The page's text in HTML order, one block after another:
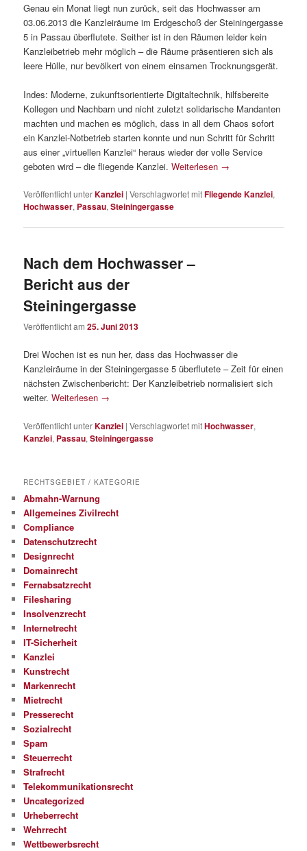
Genau ein Monat liegt nun zurück, seit das Hochwasser am
03.06.2013 die Kanzleiräume im Erdgeschoß der Steiningergasse
5 in Passau überflutete. Seither ist in den Räumen leider kein
Kanzleibetrieb mehr möglich – die Räume präsentieren sich als
leere Hülle, nur bevölkert von einem einsamen Trocknungsgerät.
Indes: Moderne, zukunftsorientierte Digitaltechnik, hilfsbereite
Kollegen und Nachbarn und nicht zuletzt solidarische Mandanten
machten und machen es möglich, dass in all dem Chaos sofort
ein Kanzlei-Notbetrieb starten konnte und nun Schritt für Schritt
aus einer „virtuellen Kanzlei“ heraus wieder der volle Service
geboten wird – die fliegende Kanzlei.Weiterlesen →
Veröffentlicht unterKanzlei |Verschlagwortet mitFliegende Kanzlei,
Hochwasser, Passau,Steiningergasse
Nach dem Hochwasser –
Bericht aus der
Steiningergasse
Veröffentlicht am25. Juni 2013
Drei Wochen ist es nun her, dass das Hochwasser die
Kanzleiräume in der Steiningergasse 5 überflutete – Zeit für einen
nächsten Zwischenbericht: Der Kanzleibetrieb normalisiert sich
weiter.Weiterlesen →
Veröffentlicht unterKanzlei |Verschlagwortet mitHochwasser,
Kanzlei, Passau,Steiningergasse
RECHTSGEBIET / KATEGORIE
Abmahn-Warnung
Allgemeines Zivilrecht
Compliance
Datenschutzrecht
Designrecht
Domainrecht
Fernabsatzrecht
Filesharing
Insolvenzrecht
Internetrecht
IT-Sicherheit
Kanzlei
Kunstrecht
Markenrecht
Mietrecht
Presserecht
Sozialrecht
Spam
Steuerrecht
Strafrecht
Telekommunikationsrecht
Uncategorized
Urheberrecht
Wehrrecht
Wettbewerbsrecht